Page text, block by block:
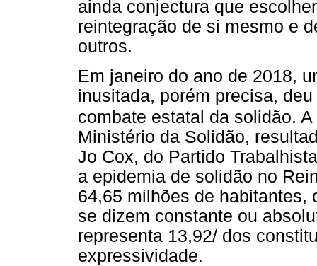
ainda conjectura que
reintegração de si mesmo e
outros.
Em janeiro do ano de 2018,
inusitada, porém precisa,
combate estatal da solidão. A
Ministério da Solidão,
Jo Cox, do Partido
a epidemia de solidão no
64,65 milhões de habitantes,
se dizem constante ou
representa 13,92/ dos
expressividade.